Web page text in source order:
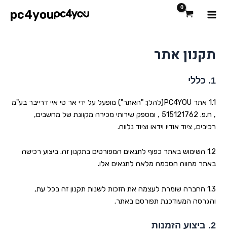
לתוכן
Main
pc4you
תקנון אתר
1. כללי
1.1 אתר PC4YOU(להלן: "האתר") מופעל על ידי אר טי איי דרייבר בע"מ
, ח.פ. 515121762 , ומספק שירותי מכירה מקוונת של מחשבים,
רכיבים, ציוד אודיו וידאו וציוד נלווה.
1.2 השימוש באתר כפוף לתנאים המפורטים בתקנון זה. ביצוע רכישה
באתר מהווה הסכמה מלאה לתנאים אלו.
1.3 החברה שומרת לעצמה את הזכות לשנות תקנון זה בכל עת,
והגרסה המעודכנת תפורסם באתר.
2. ביצוע הזמנות